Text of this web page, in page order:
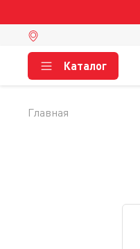
Каталог
Главная